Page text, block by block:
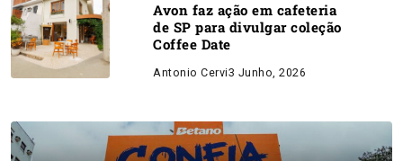
Avon faz ação em cafeteria
de SP para divulgar coleção
Coffee Date
Antonio Cervi3 Junho, 2026